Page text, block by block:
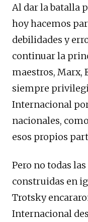
Al dar la batalla
hoy hacemos
debilidades y
continuar la
maestros, Marx,
siempre
Internacional
nacionales,
esos propios
Pero no todas
construidas en
Trotsky
Internacional